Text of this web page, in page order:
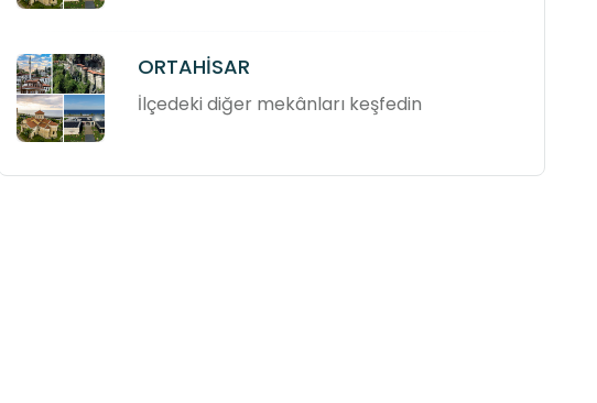
ORTAHİSAR
İlçedeki diğer mekânları keşfedin